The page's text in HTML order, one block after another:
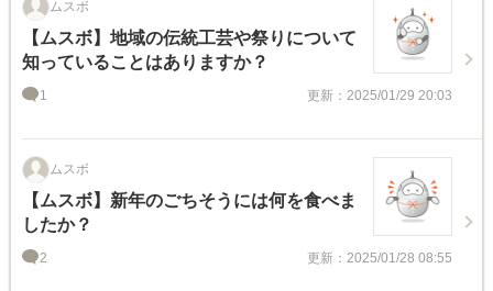
ムスボ
【ムスボ】地域の伝統工芸や祭りについて
知っていることはありますか？
1 更新：2025/01/29 20:03
ムスボ
【ムスボ】新年のごちそうには何を食べま
したか？
2 更新：2025/01/28 08:55